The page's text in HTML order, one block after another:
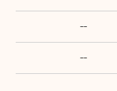
--
--